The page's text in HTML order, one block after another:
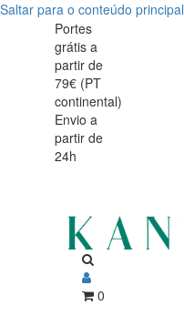
Saltar para o conteúdo principal
Portes
grátis a
partir de
79€ (PT
continental)
Envio a
partir de
24h
0